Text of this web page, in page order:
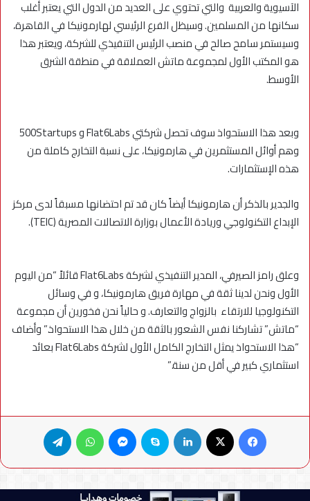
الآسيوية والعربية والتي تحتوي على العديد من الدول التي يعتبر أغلب
سكانها من المسلمين. وسيظل الفرع الرئيسي لهارمونيكا في القاهرة،
وسيستمر سامح صالح في منصب الرئيس التنفيذي للشركة، ويعتبر هذا
هو المكتب الأول لمجموعة ماتش العملاقة في منطقة الشرق
الأوسط.
وبعد هذا الاستحواذ سوف تحصل شركتي Flat6Labs و 500Startups
وهم أوائل المستثمرين في هارمونيكا، على نسبة التخارج كاملة من
هذه الإستثمارات.
والجدير بالذكر أن هارمونيكا أيضاً كان قد تم احتضانها مسبقاً لدى مركز
الإبداع التكنولوجي وريادة الأعمال بوزارة الاتصالات المصرية (TEIC).
وعلق رامز الصيرفي، المدير التنفيذي لشركة Flat6Labs قائلاً “من اليوم
الأول ونحن لدينا ثقة في مهارة فريق هارمونيكا، و في وسائل
التكنولوجيا للارتقاء بالزواج والتعارف. و حالياً نحن فخورين أن مجموعة
“ماتش” تشاركنا نفس الشعور بالثقة من خلال هذا الاستحواذ.” وأضاف
“هذا الاستحواذ يمثل التخارج الكامل الأول لشركة Flat6Labs بعائد
استثماري كبير في أقل من سنة.”
فيسبوك لينكدإن سكايب ماسنجر واتساب